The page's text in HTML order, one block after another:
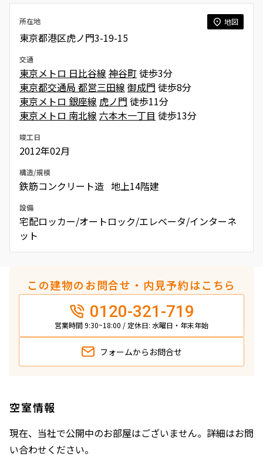
所在地 地図
東京都港区虎ノ門3-19-15
交通
東京メトロ 日比谷線 神谷町徒歩3分
東京都交通局 都営三田線 御成門 徒歩8分
東京メトロ 銀座線 虎ノ門 徒歩11分
東京メトロ 南北線 六本木一丁目 徒歩13分
竣工日
2012年02月
構造/規模
鉄筋コンクリート造 地上14階建
設備
宅配ロッカー/オートロック/エレベータ/インターネ
ット
この建物のお問合せ・内見予約はこちら
0120-321-719
営業時間 9:30~18:00 / 定休日: 水曜日・年末年始
フォームから お問合せ
空室情報
現在、当社で公開中のお部屋はございません。詳細はお問
い合わせください。